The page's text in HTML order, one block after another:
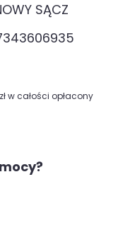
SĄCZ
w całości opłacony